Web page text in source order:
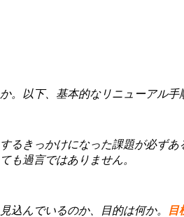
。以下、基本的なリニューアル手
るきっかけになった課題が必ず
も過言ではありません。
込んでいるのか、目的は何か。 目